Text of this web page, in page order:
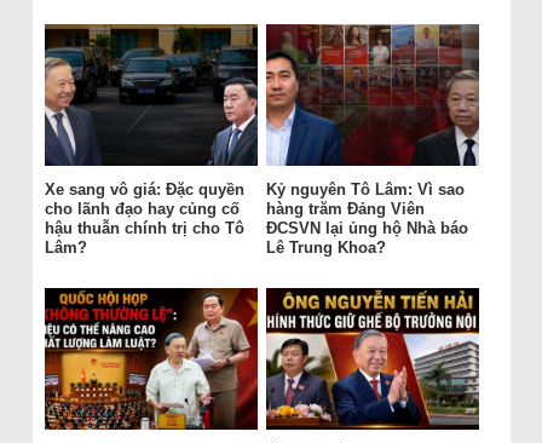
Xe sang vô giá: Đặc quyền
cho lãnh đạo hay củng cố
hậu thuẫn chính trị cho Tô
Lâm?
Kỷ nguyên Tô Lâm: Vì sao
hàng trăm Đảng Viên
ĐCSVN lại ủng hộ Nhà báo
Lê Trung Khoa?